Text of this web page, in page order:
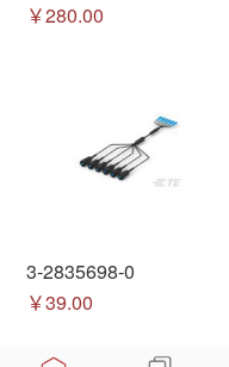
￥280.00
3-2835698-0
￥39.00